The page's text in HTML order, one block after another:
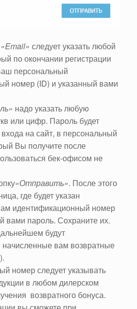
«Email» следует указать любой
по окончании регистрации
персональный
номер (ID) и указанный вами
надо указать любую
или цифр. Пароль будет
на сайт, в персональный
Вы получите после
бек-офисом не
«Отправить». После этого
где будет указан
идентификационный номер
вами пароль. Сохраните их.
будут
начисленные вам возвратные
номер следует указывать
в любом дилерском
возвратного бонуса.